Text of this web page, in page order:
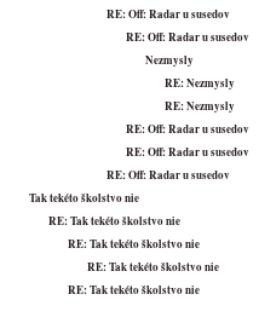
RE: Off: Radar u susedov
RE: Off: Radar u susedov
Nezmysly
RE: Nezmysly
RE: Nezmysly
RE: Off: Radar u susedov
RE: Off: Radar u susedov
RE: Off: Radar u susedov
Tak tekéto školstvo nie
RE: Tak tekéto školstvo nie
RE: Tak tekéto školstvo nie
RE: Tak tekéto školstvo nie
RE: Tak tekéto školstvo nie